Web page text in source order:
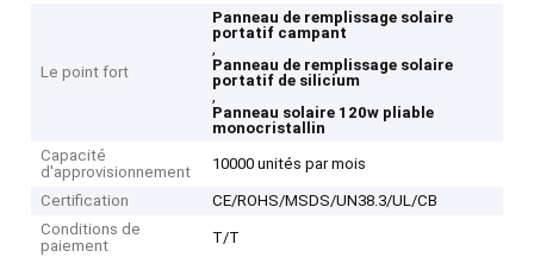
Le point fort
Panneau de remplissage solaire
portatif campant
,
Panneau de remplissage solaire
portatif de silicium
,
Panneau solaire 120w pliable
monocristallin
Capacité
d'approvisionnement
10000 unités par mois
Certification
CE/ROHS/MSDS/UN38.3/UL/CB
Conditions de
paiement
T/T